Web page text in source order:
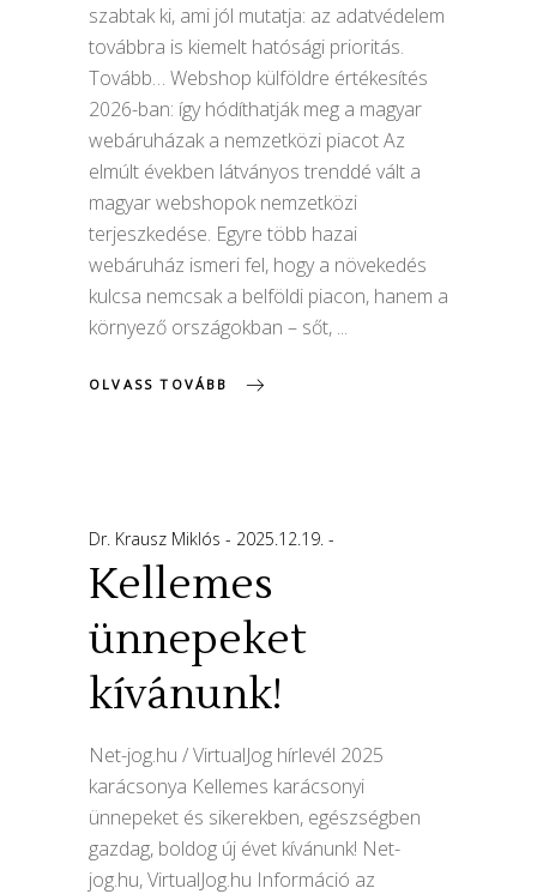
szabtak ki, ami jól mutatja: az adatvédelem
továbbra is kiemelt hatósági prioritás.
Tovább… Webshop külföldre értékesítés
2026-ban: így hódíthatják meg a magyar
webáruházak a nemzetközi piacot Az
elmúlt években látványos trenddé vált a
magyar webshopok nemzetközi
terjeszkedése. Egyre több hazai
webáruház ismeri fel, hogy a növekedés
kulcsa nemcsak a belföldi piacon, hanem a
környező országokban – sőt,
OLVASS TOVÁBB
Dr. Krausz Miklós 2025.12.19.
Kellemes
ünnepeket
kívánunk!
Net-jog.hu / VirtualJog hírlevél 2025
karácsonya Kellemes karácsonyi
ünnepeket és sikerekben, egészségben
gazdag, boldog új évet kívánunk! Net-
jog.hu, VirtualJog.hu Információ az